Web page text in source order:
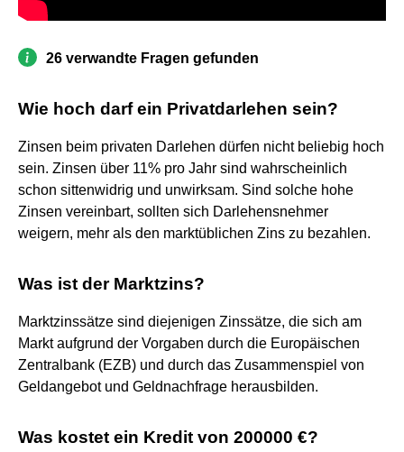
26 verwandte Fragen gefunden
Wie hoch darf ein Privatdarlehen sein?
Zinsen beim privaten Darlehen dürfen nicht beliebig hoch
sein. Zinsen über 11% pro Jahr sind wahrscheinlich
schon sittenwidrig und unwirksam. Sind solche hohe
Zinsen vereinbart, sollten sich Darlehensnehmer
weigern, mehr als den marktüblichen Zins zu bezahlen.
Was ist der Marktzins?
Marktzinssätze sind diejenigen Zinssätze, die sich am
Markt aufgrund der Vorgaben durch die Europäischen
Zentralbank (EZB) und durch das Zusammenspiel von
Geldangebot und Geldnachfrage herausbilden.
Was kostet ein Kredit von 200000 €?